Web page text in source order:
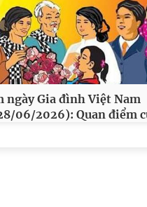
ngày Gia đình Việt Nam
06/2026): Quan điểm